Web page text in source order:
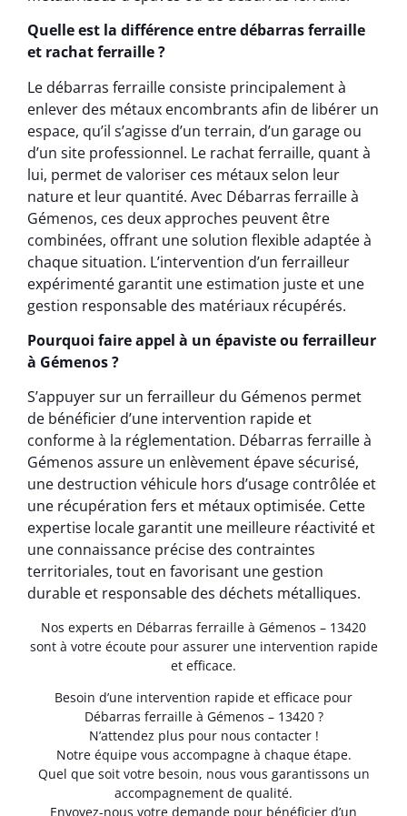
Quelle est la différence entre débarras ferraille
et rachat ferraille ?
Le débarras ferraille consiste principalement à
enlever des métaux encombrants afin de libérer un
espace, qu’il s’agisse d’un terrain, d’un garage ou
d’un site professionnel. Le rachat ferraille, quant à
lui, permet de valoriser ces métaux selon leur
nature et leur quantité. Avec Débarras ferraille à
Gémenos, ces deux approches peuvent être
combinées, offrant une solution flexible adaptée à
chaque situation. L’intervention d’un ferrailleur
expérimenté garantit une estimation juste et une
gestion responsable des matériaux récupérés.
Pourquoi faire appel à un épaviste ou ferrailleur
à Gémenos ?
S’appuyer sur un ferrailleur du Gémenos permet
de bénéficier d’une intervention rapide et
conforme à la réglementation. Débarras ferraille à
Gémenos assure un enlèvement épave sécurisé,
une destruction véhicule hors d’usage contrôlée et
une récupération fers et métaux optimisée. Cette
expertise locale garantit une meilleure réactivité et
une connaissance précise des contraintes
territoriales, tout en favorisant une gestion
durable et responsable des déchets métalliques.
Nos experts en Débarras ferraille à Gémenos – 13420
sont à votre écoute pour assurer une intervention rapide
et efficace.
Besoin d’une intervention rapide et efficace pour
Débarras ferraille à Gémenos – 13420 ?
N’attendez plus pour nous contacter !
Notre équipe vous accompagne à chaque étape.
Quel que soit votre besoin, nous vous garantissons un
accompagnement de qualité.
Envoyez-nous votre demande pour bénéficier d’un